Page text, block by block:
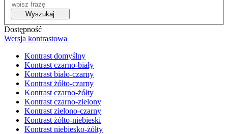
Wyszukaj
Dostępność
Wersja kontrastowa
Kontrast domyślny
Kontrast czarno-biały
Kontrast biało-czarny
Kontrast żółto-czarny
Kontrast czarno-żółty
Kontrast czarno-zielony
Kontrast zielono-czarny
Kontrast żółto-niebieski
Kontrast niebiesko-żółty